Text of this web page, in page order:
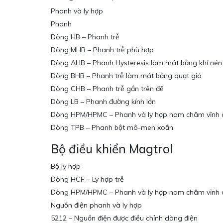
Phanh và ly hợp
Phanh
Dòng HB – Phanh trễ
Dòng MHB – Phanh trễ phù hợp
Dòng AHB – Phanh Hysteresis làm mát bằng khí nén
Dòng BHB – Phanh trễ làm mát bằng quạt gió
Dòng CHB – Phanh trễ gắn trên đế
Dòng LB – Phanh đường kính lớn
Dòng HPM/HPMC – Phanh và ly hợp nam châm vĩnh
Dòng TPB – Phanh bột mô-men xoắn
Bộ điều khiển Magtrol
Bộ ly hợp
Dòng HCF – Ly hợp trễ
Dòng HPM/HPMC – Phanh và ly hợp nam châm vĩnh
Nguồn điện phanh và ly hợp
5212 – Nguồn điện được điều chỉnh dòng điện